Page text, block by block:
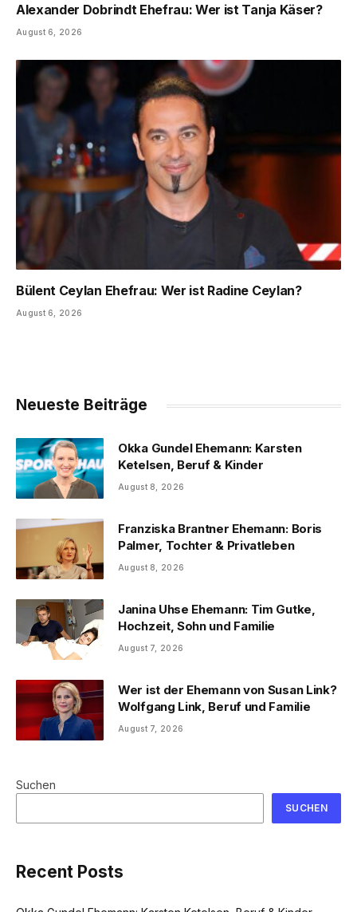
Alexander Dobrindt Ehefrau: Wer ist Tanja Käser?
August 6, 2026
Bülent Ceylan Ehefrau: Wer ist Radine Ceylan?
August 6, 2026
Neueste Beiträge
Okka Gundel Ehemann: Karsten
Ketelsen, Beruf & Kinder
August 8, 2026
Franziska Brantner Ehemann: Boris
Palmer, Tochter & Privatleben
August 8, 2026
Janina Uhse Ehemann: Tim Gutke,
Hochzeit, Sohn und Familie
August 7, 2026
Wer ist der Ehemann von Susan Link?
Wolfgang Link, Beruf und Familie
August 7, 2026
Suchen
SUCHEN
Recent Posts